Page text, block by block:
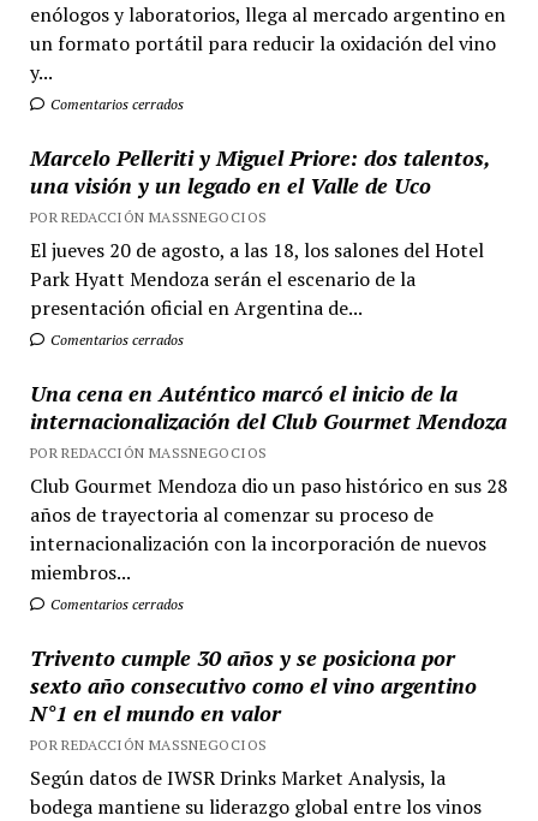
enólogos y laboratorios, llega al mercado argentino en
un formato portátil para reducir la oxidación del vino
y...
Comentarios cerrados
Marcelo Pelleriti y Miguel Priore: dos talentos,
una visión y un legado en el Valle de Uco
POR REDACCIÓN MASSNEGOCIOS
El jueves 20 de agosto, a las 18, los salones del Hotel
Park Hyatt Mendoza serán el escenario de la
presentación oficial en Argentina de...
Comentarios cerrados
Una cena en Auténtico marcó el inicio de la
internacionalización del Club Gourmet Mendoza
POR REDACCIÓN MASSNEGOCIOS
Club Gourmet Mendoza dio un paso histórico en sus 28
años de trayectoria al comenzar su proceso de
internacionalización con la incorporación de nuevos
miembros...
Comentarios cerrados
Trivento cumple 30 años y se posiciona por
sexto año consecutivo como el vino argentino
N°1 en el mundo en valor
POR REDACCIÓN MASSNEGOCIOS
Según datos de IWSR Drinks Market Analysis, la
bodega mantiene su liderazgo global entre los vinos